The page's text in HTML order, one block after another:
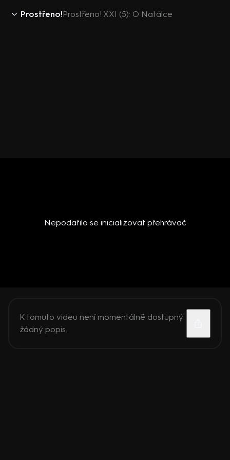
Prostřeno!Prostřeno! XXI (5): O Natálce
Nepodařilo se inicializovat přehrávač
K tomuto videu není momentálně dostupný
žádný popis.